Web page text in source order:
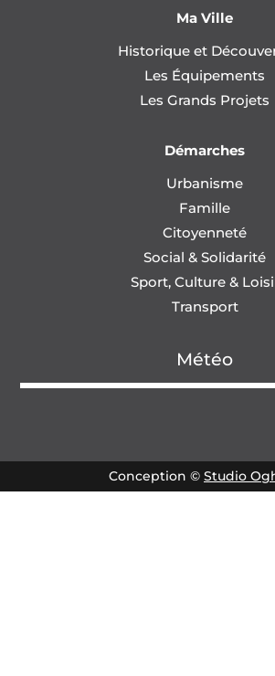
Ma Ville
Historique et
Les Équipements
Les Grands Projets
Démarches
Urbanisme
Famille
Citoyenneté
Social & Solidarité
Sport, Culture &
Transport
Météo
Conception © Studio